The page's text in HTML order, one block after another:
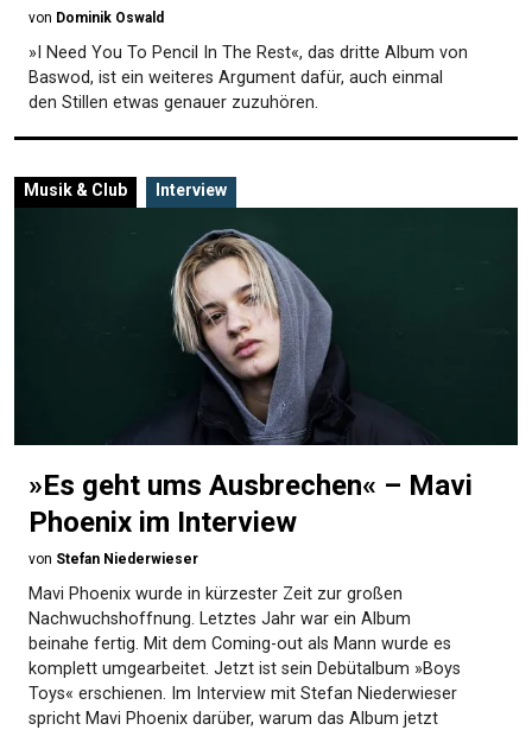
von Dominik Oswald
»I Need You To Pencil In The Rest«, das dritte Album von
Baswod, ist ein weiteres Argument dafür, auch einmal
den Stillen etwas genauer zuzuhören.
Musik & Club Interview
»Es geht ums Ausbrechen« – Mavi
Phoenix im Interview
von Stefan Niederwieser
Mavi Phoenix wurde in kürzester Zeit zur großen
Nachwuchshoffnung. Letztes Jahr war ein Album
beinahe fertig. Mit dem Coming-out als Mann wurde es
komplett umgearbeitet. Jetzt ist sein Debütalbum »Boys
Toys« erschienen. Im Interview mit Stefan Niederwieser
spricht Mavi Phoenix darüber, warum das Album jetzt